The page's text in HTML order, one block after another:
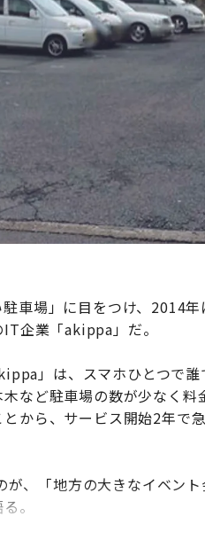
車場」に目をつけ、2014
企業「akippa」だ。
」は、スマホひとつで
など駐車場の数が少なく
から、サービス開始2年で
、「地方の大きなイベン
。